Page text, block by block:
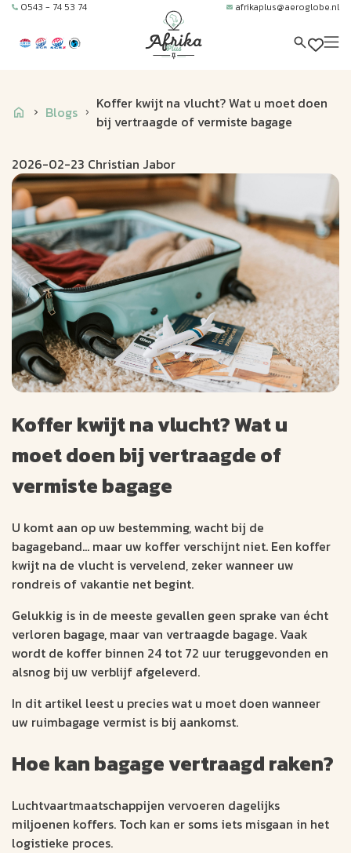
0543 - 74 53 74 afrikaplus@aeroglobe.nl
Blogs
Koffer kwijt na vlucht? Wat u moet doen
bij vertraagde of vermiste bagage
2026-02-23 Christian Jabor
Koffer kwijt na vlucht? Wat u
moet doen bij vertraagde of
vermiste bagage
U komt aan op uw bestemming, wacht bij de
bagageband… maar uw koffer verschijnt niet. Een koffer
kwijt na de vlucht is vervelend, zeker wanneer uw
rondreis of vakantie net begint.
Gelukkig is in de meeste gevallen geen sprake van écht
verloren bagage, maar van vertraagde bagage. Vaak
wordt de koffer binnen 24 tot 72 uur teruggevonden en
alsnog bij uw verblijf afgeleverd.
In dit artikel leest u precies wat u moet doen wanneer
uw ruimbagage vermist is bij aankomst.
Hoe kan bagage vertraagd raken?
Luchtvaartmaatschappijen vervoeren dagelijks
miljoenen koffers. Toch kan er soms iets misgaan in het
logistieke proces.